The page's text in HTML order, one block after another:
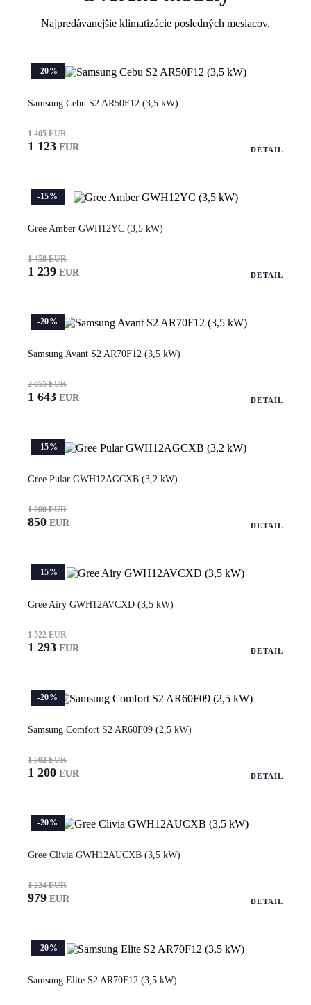
Najpredávanejšie klimatizácie posledných mesiacov.
-20%
Samsung Cebu S2 AR50F12 (3,5 kW)
1 405 EUR
1 123 EUR DETAIL
-15%
Gree Amber GWH12YC (3,5 kW)
1 458 EUR
1 239 EUR DETAIL
-20%
Samsung Avant S2 AR70F12 (3,5 kW)
2 055 EUR
1 643 EUR DETAIL
-15%
Gree Pular GWH12AGCXB (3,2 kW)
1 000 EUR
850 EUR DETAIL
-15%
Gree Airy GWH12AVCXD (3,5 kW)
1 522 EUR
1 293 EUR DETAIL
-20%
Samsung Comfort S2 AR60F09 (2,5 kW)
1 502 EUR
1 200 EUR DETAIL
-20%
Gree Clivia GWH12AUCXB (3,5 kW)
1 224 EUR
979 EUR DETAIL
-20%
Samsung Elite S2 AR70F12 (3,5 kW)